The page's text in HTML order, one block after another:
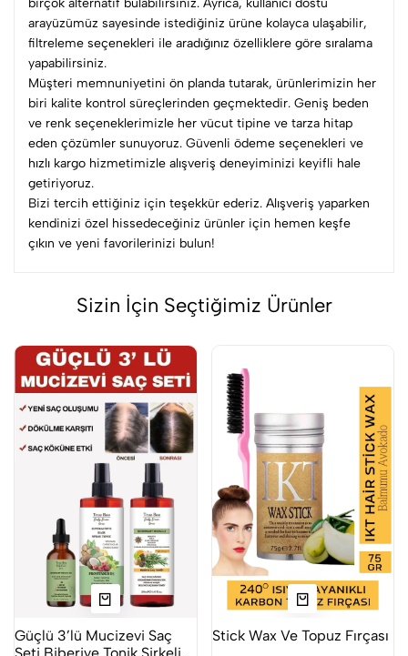
birçok alternatif bulabilirsiniz. Ayrıca, kullanıcı dostu
arayüzümüz sayesinde istediğiniz ürüne kolayca ulaşabilir,
filtreleme seçenekleri ile aradığınız özelliklere göre sıralama
yapabilirsiniz.
Müşteri memnuniyetini ön planda tutarak, ürünlerimizin her
biri kalite kontrol süreçlerinden geçmektedir. Geniş beden
ve renk seçeneklerimizle her vücut tipine ve tarza hitap
eden çözümler sunuyoruz. Güvenli ödeme seçenekleri ve
hızlı kargo hizmetimizle alışveriş deneyiminizi keyifli hale
getiriyoruz.
Bizi tercih ettiğiniz için teşekkür ederiz. Alışveriş yaparken
kendinizi özel hissedeceğiniz ürünler için hemen keşfe
çıkın ve yeni favorilerinizi bulun!
Sizin İçin Seçtiğimiz Ürünler
Güçlü 3’lü Mucizevi Saç
Stick Wax Ve Topuz Fırçası